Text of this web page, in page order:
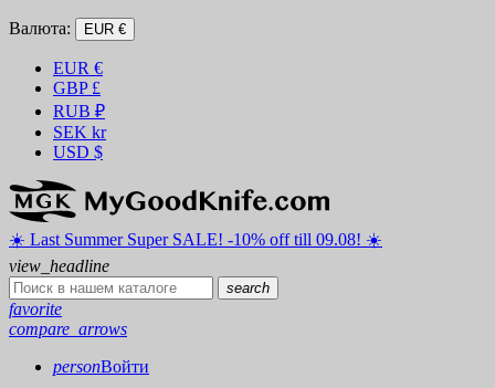
Валюта: EUR €
EUR €
GBP £
RUB ₽
SEK kr
USD $
☀️ ️Last Summer Super SALE! -10% off till 09.08! ☀️
view_headline
search
favorite
compare_arrows
personВойти